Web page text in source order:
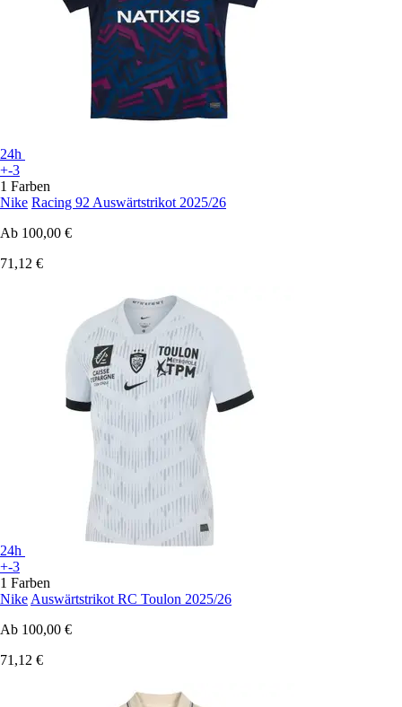
24h
+-3
1 Farben
Nike Racing 92 Auswärtstrikot 2025/26
Ab 100,00 €
71,12 €
24h
+-3
1 Farben
Nike Auswärtstrikot RC Toulon 2025/26
Ab 100,00 €
71,12 €